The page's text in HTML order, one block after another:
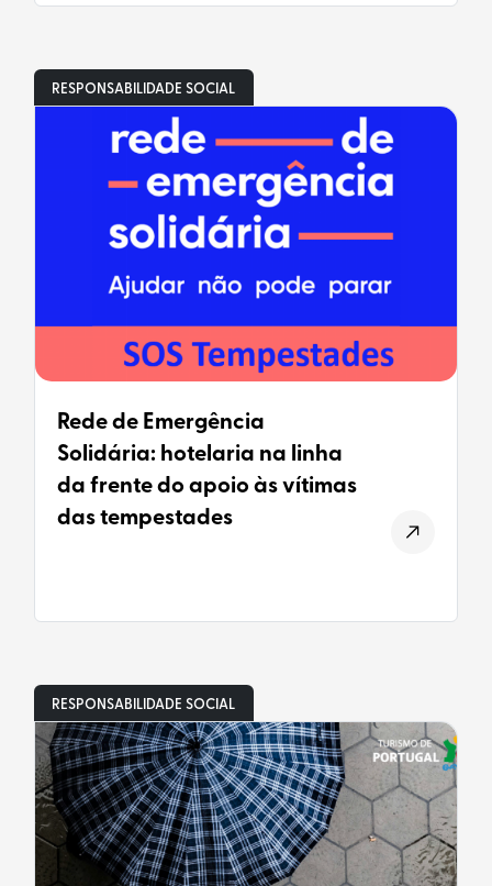
RESPONSABILIDADE SOCIAL
Rede de Emergência
Solidária: hotelaria na linha
da frente do apoio às vítimas
das tempestades
RESPONSABILIDADE SOCIAL